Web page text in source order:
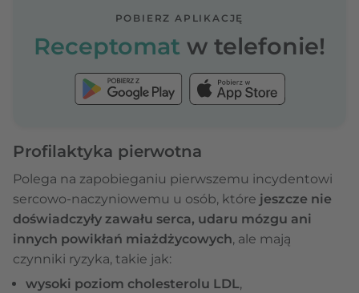
POBIERZ APLIKACJĘ
Receptomat w telefonie!
Profilaktyka pierwotna
Polega na zapobieganiu pierwszemu incydentowi
sercowo-naczyniowemu u osób, które jeszcze nie
doświadczyły zawału serca, udaru mózgu ani
innych powikłań miażdżycowych, ale mają
czynniki ryzyka, takie jak:
wysoki poziom cholesterolu LDL,